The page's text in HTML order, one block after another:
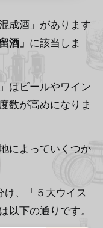
成酒」があります
酒」 に該当しま
はビールやワイン
数が高めになりま
によっていくつか
、「５大ウイス
以下の通りです。